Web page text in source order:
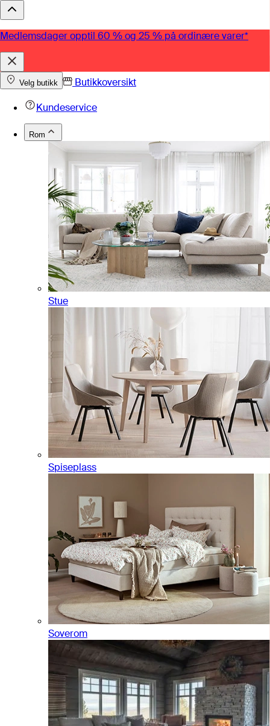
Medlemsdager opptil 60 % og 25 % på ordinære varer*
Velg butikk
Butikkoversikt
Kundeservice
Rom
Stue
Spiseplass
Soverom